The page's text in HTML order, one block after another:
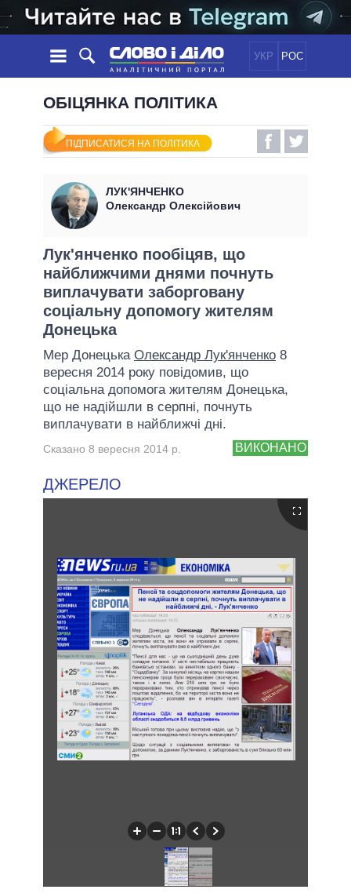
УКР РОС
НОВИНИ
СТРІЧКА
ПОДІЇ
СТАТТІ
ДУМКИ
ОГЛЯДИ
ДАЙДЖЕСТИ
ПОЛІТИКА
ЕКОНОМІКА
СВІТ
ОБIЦЯНКИ
УСІ ПОЛІТИКИ
ПРЕЗИДЕНТ І ОФІС
ВЕРХОВНА РАДА
КАБІНЕТ МІНІСТРІВ
ГОЛОВИ ОБЛАДМІНІСТРАЦІЙ
МЕРИ МІСТ
ВСІ ПЕРСОНИ
ІНФОГРАФІКА
ПІДТРИМАТИ
ПОРІВНЯННЯ ПОЛІТИКІВ
ОБІЦЯНКА ПОЛІТИКА
ПІДПИСАТИСЯ НА ПОЛІТИКА
ЛУК'ЯНЧЕНКО
Олександр Олексійович
Лук'янченко пообіцяв, що
найближчими днями почнуть
виплачувати заборговану
соціальну допомогу жителям
Донецька
Мер Донецька Олександр Лук'янченко 8
вересня 2014 року повідомив, що
соціальна допомога жителям Донецька,
що не надійшли в серпні, почнуть
виплачувати в найближчі дні.
ВИКОНАНО
Сказано 8 вересня 2014 р.
ДЖЕРЕЛО